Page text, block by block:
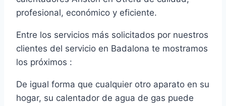
profesional, económico y eficiente.
Entre los servicios más solicitados por nuestros
clientes del servicio en Badalona te mostramos
los próximos :
De igual forma que cualquier otro aparato en su
hogar, su calentador de agua de gas puede